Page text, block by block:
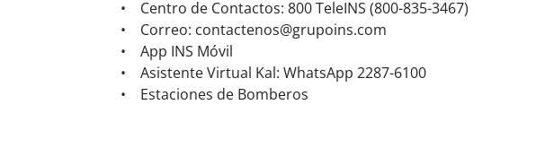
• Centro de Contactos: 800 TeleINS (800-835-3467)
• Correo: contactenos@grupoins.com
• App INS Móvil
• Asistente Virtual Kal: WhatsApp 2287-6100
• Estaciones de Bomberos